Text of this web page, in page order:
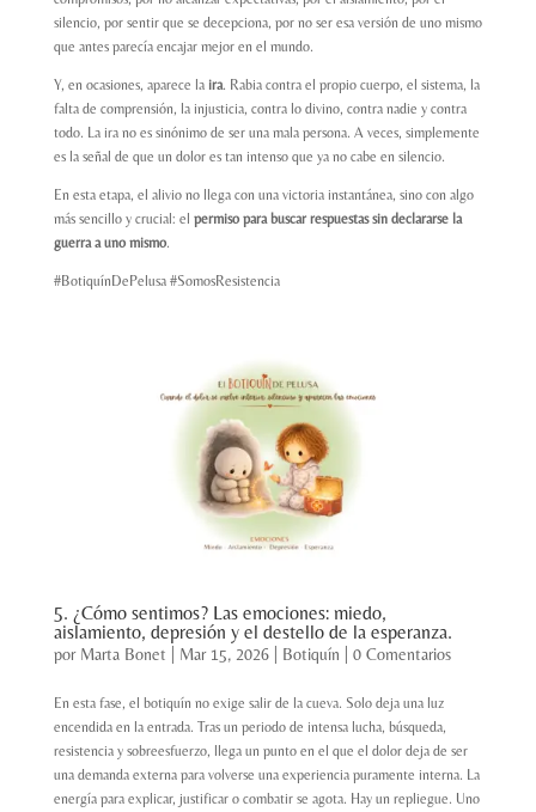
silencio, por sentir que se decepciona, por no ser esa versión de uno mismo
que antes parecía encajar mejor en el mundo.
Y, en ocasiones, aparece la ira. Rabia contra el propio cuerpo, el sistema, la
falta de comprensión, la injusticia, contra lo divino, contra nadie y contra
todo. La ira no es sinónimo de ser una mala persona. A veces, simplemente
es la señal de que un dolor es tan intenso que ya no cabe en silencio.
En esta etapa, el alivio no llega con una victoria instantánea, sino con algo
más sencillo y crucial: el permiso para buscar respuestas sin declararse la
guerra a uno mismo.
#BotiquínDePelusa #SomosResistencia
5. ¿Cómo sentimos? Las emociones: miedo,
aislamiento, depresión y el destello de la esperanza.
por Marta Bonet Mar 15, 2026| Botiquín 0 Comentarios
En esta fase, el botiquín no exige salir de la cueva. Solo deja una luz
encendida en la entrada. Tras un periodo de intensa lucha, búsqueda,
resistencia y sobreesfuerzo, llega un punto en el que el dolor deja de ser
una demanda externa para volverse una experiencia puramente interna. La
energía para explicar, justificar o combatir se agota. Hay un repliegue. Uno